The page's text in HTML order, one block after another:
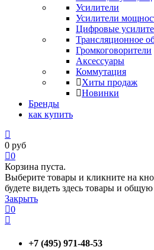
Усилители
Усилители
Цифровые
Трансляционное
Громкоговорители
Аксессуары
Коммутация
Хиты продаж
Новинки
Бренды
как купить
0 руб
0
Корзина пуста.
Выберите товары и кликните на
будете видеть здесь товары и
Закрыть
0
+7 (495) 971-48-53